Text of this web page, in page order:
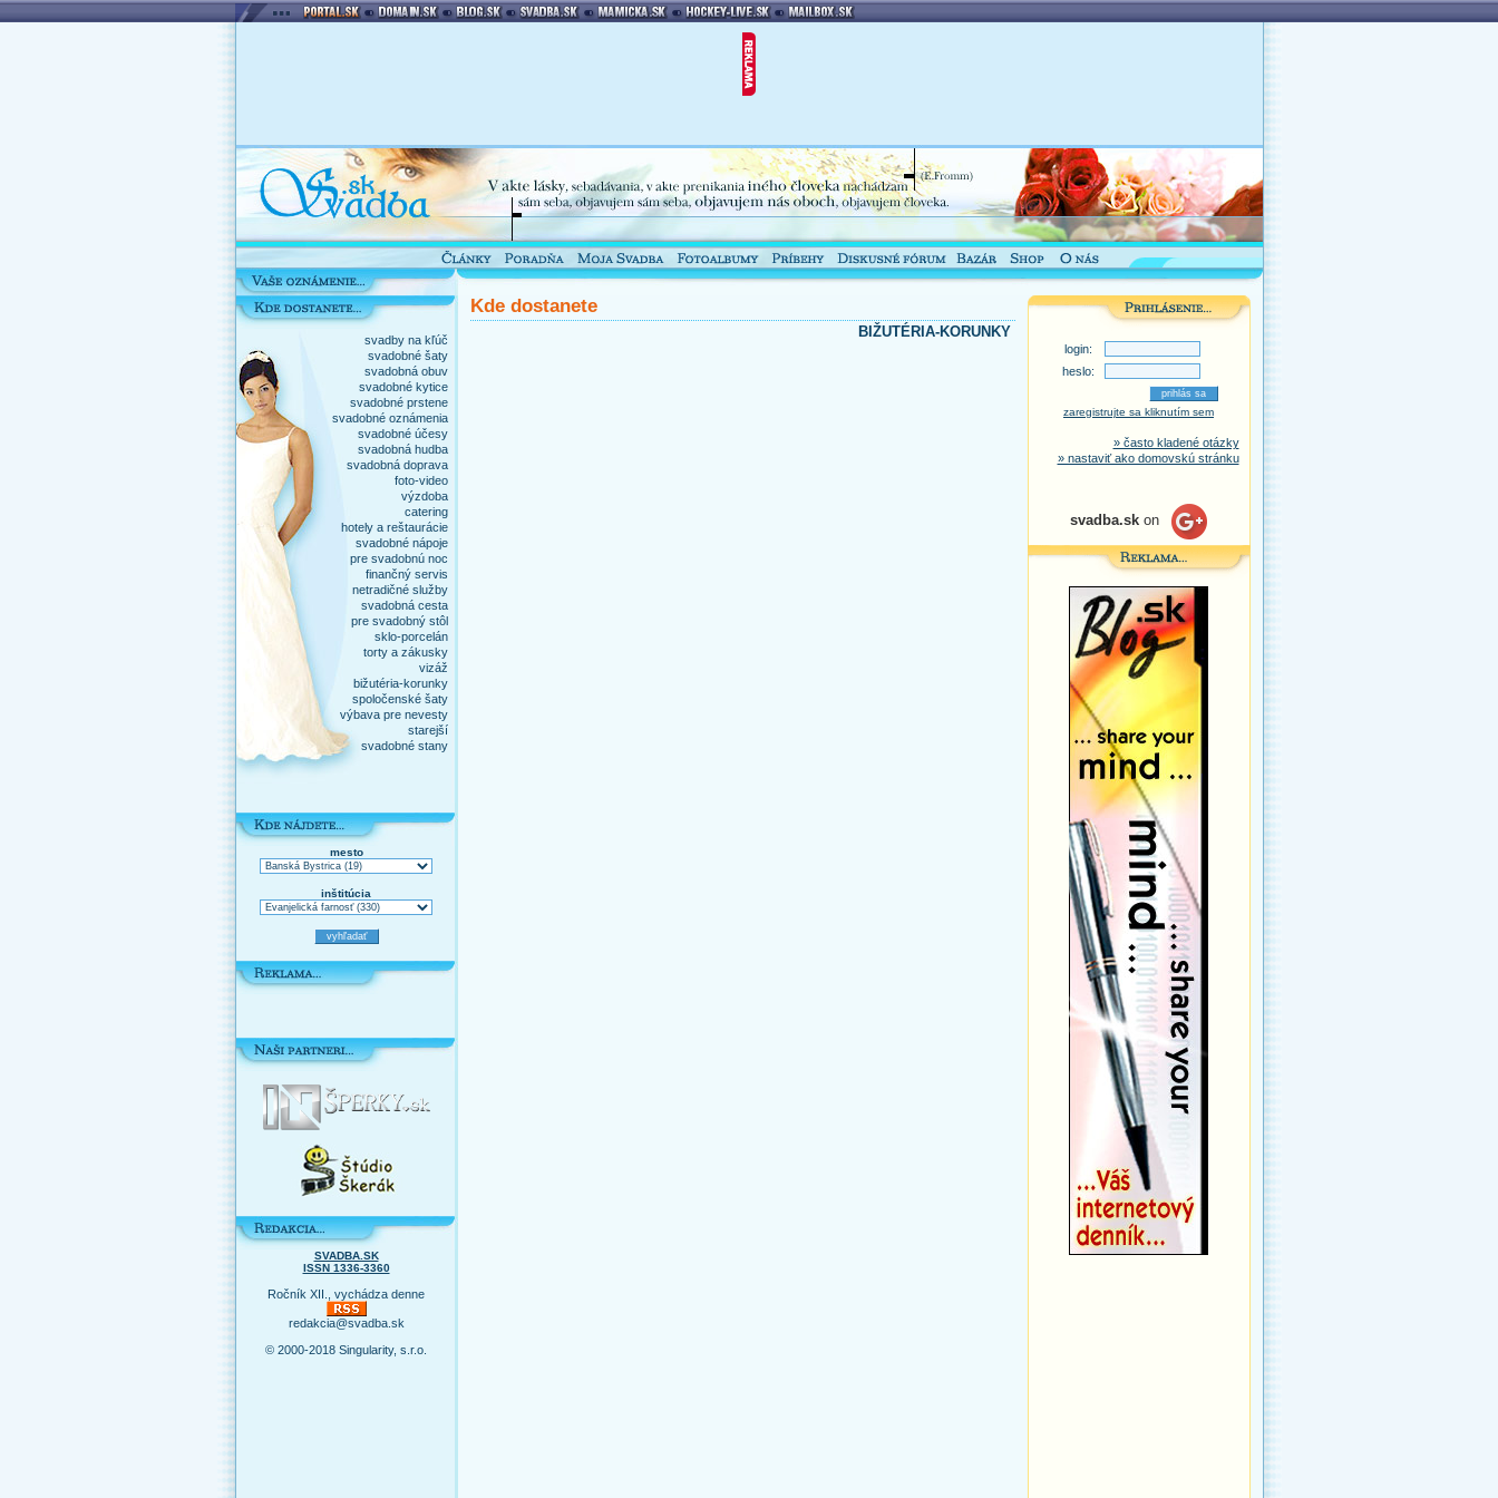
svadby na kľúč
svadobné šaty
svadobná obuv
svadobné kytice
svadobné prstene
svadobné oznámenia
svadobné účesy
svadobná hudba
svadobná doprava
foto-video
výzdoba
catering
hotely a reštaurácie
svadobné nápoje
pre svadobnú noc
finančný servis
netradičné služby
svadobná cesta
pre svadobný stôl
sklo-porcelán
torty a zákusky
vizáž
bižutéria-korunky
spoločenské šaty
výbava pre nevesty
starejší
svadobné stany
mesto
inštitúcia
SVADBA.SK
ISSN 1336-3360
Ročník XII., vychádza denne
redakcia@svadba.sk
© 2000-2018 Singularity, s.r.o.
Kde dostanete
BIŽUTÉRIA-KORUNKY
login:
heslo:
zaregistrujte sa kliknutím sem
» často kladené otázky
» nastaviť ako domovskú stránku
svadba.sk on